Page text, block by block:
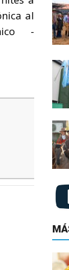
al
-